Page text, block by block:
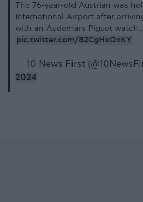
The 76-year-old Austrian was
International Airport after
with an Audemars Piguet
pic.twitter.com/82CgHxOxKY
— 10 News First
2024